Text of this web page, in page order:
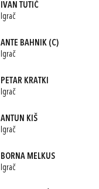
IVAN TUTIĆ
Igrač
ANTE BAHNIK (C)
Igrač
PETAR KRATKI
Igrač
ANTUN KIŠ
Igrač
BORNA MELKUS
Igrač